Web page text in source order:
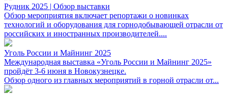
Рудник 2025 | Обзор выставки
Обзор мероприятия включает репортажи о новинках
технологий и оборудования для горнодобывающей отрасли от
российских и иностранных производителей....
Уголь России и Майнинг 2025
Международная выставка «Уголь России и Майнинг 2025»
пройдёт 3-6 июня в Новокузнецке.
Обзор одного из главных мероприятий в горной отрасли от...